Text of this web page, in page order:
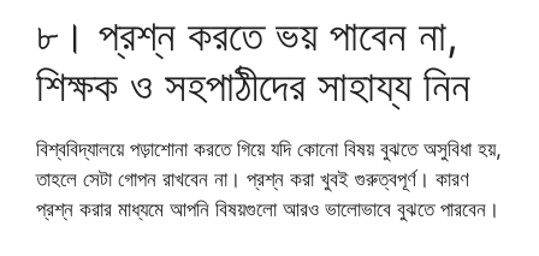
৮। প্রশ্ন করতে ভয় পাবেন না,
শিক্ষক ও সহপাঠীদের সাহায্য নিন
বিশ্ববিদ্যালয়ে পড়াশোনা করতে গিয়ে যদি কোনো বিষয় বুঝতে অসুবিধা হয়,
তাহলে সেটা গোপন রাখবেন না। প্রশ্ন করা খুবই গুরুত্বপূর্ণ। কারণ
প্রশ্ন করার মাধ্যমে আপনি বিষয়গুলো আরও ভালোভাবে বুঝতে পারবেন।